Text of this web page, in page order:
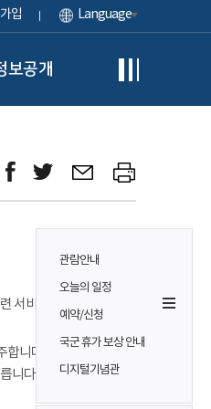
입 Language
보공개
관람안내
오늘의 일정
예약/신청
국군 휴가 보상 안내
디지털기념관
서비스(이하
니다. 본 약관에 정하는
니다.